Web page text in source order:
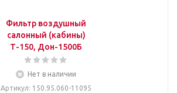
Фильтр воздушный
салонный (кабины)
Т-150, Дон-1500Б
Нет в наличии
Артикул: 150.95.060-11095